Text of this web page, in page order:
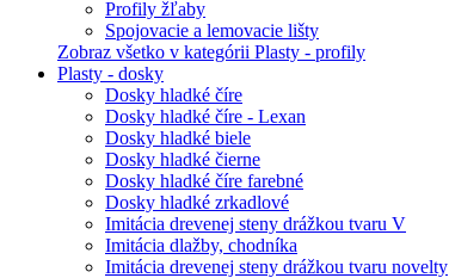
Profily žľaby
Spojovacie a lemovacie lišty
Zobraz všetko v kategórii Plasty - profily
Plasty - dosky
Dosky hladké číre
Dosky hladké číre - Lexan
Dosky hladké biele
Dosky hladké čierne
Dosky hladké číre farebné
Dosky hladké zrkadlové
Imitácia drevenej steny drážkou tvaru V
Imitácia dlažby, chodníka
Imitácia drevenej steny drážkou tvaru novelty